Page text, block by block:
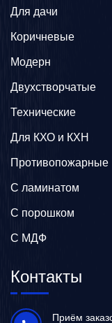
Для дачи
Коричневые
Модерн
Двухстворчатые
Технические
Для КХО и КХН
Противопожарные
С ламинатом
С порошком
С МДФ
Контакты
Приём